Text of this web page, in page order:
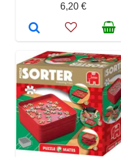
6,20 €